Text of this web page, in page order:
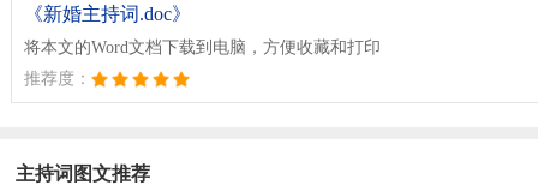
《新婚主持词.doc》
将本文的Word文档下载到电脑，方便收藏和打印
推荐度：
主持词图文推荐